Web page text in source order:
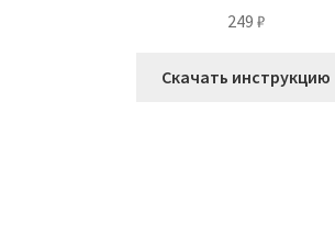
249 ₽
Скачать инструкцию